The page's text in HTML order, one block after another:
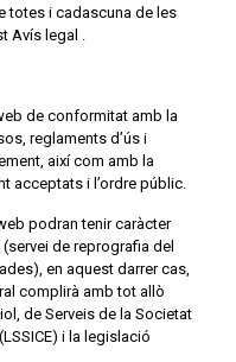
totes i cadascuna de les
Avís legal .
de conformitat amb la
reglaments d’ús i
així com amb la
acceptats i l’ordre públic.
podran tenir caràcter
de reprografia del
en aquest darrer cas,
complirà amb tot allò
de Serveis de la Societat
i la legislació